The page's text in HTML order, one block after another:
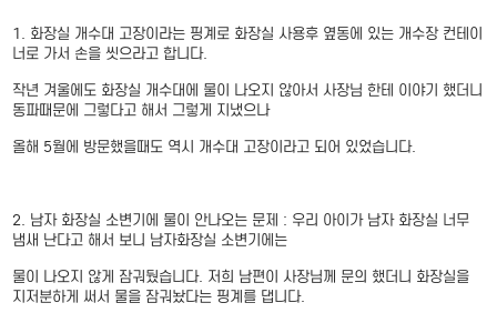
1. 화장실 개수대 고장이라는 핑계로 화장실 사용후 옆동에 있는 개수장 컨테이
너로 가서 손을 씻으라고 합니다.
작년 겨울에도 화장실 개수대에 물이 나오지 않아서 사장님 한테 이야기 했더니
동파때문에 그렇다고 해서 그렇게 지냈으나
올해 5월에 방문했을때도 역시 개수대 고장이라고 되어 있었습니다.
2. 남자 화장실 소변기에 물이 안나오는 문제 : 우리 아이가 남자 화장실 너무
냄새 난다고 해서 보니 남자화장실 소변기에는
물이 나오지 않게 잠궈뒀습니다. 저희 남편이 사장님께 문의 했더니 화장실을
지저분하게 써서 물을 잠궈놨다는 핑계를 댑니다.